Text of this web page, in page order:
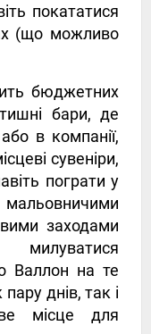
покататися
(що можливо
бюджетних
бари, де
в компанії,
сувеніри,
пограти у
заходами
Валлон на те
днів, так і
місце для